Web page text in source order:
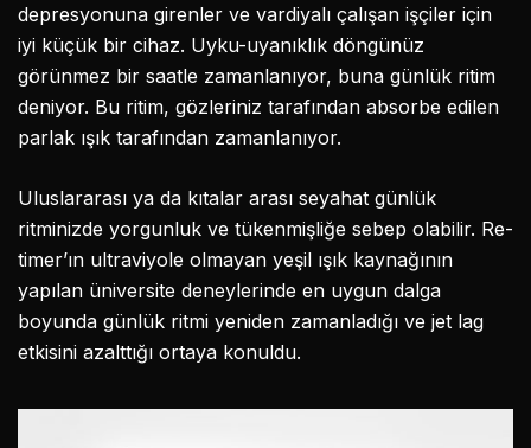
depresyonuna girenler ve vardiyalı çalışan işçiler için
iyi küçük bir cihaz. Uyku-uyanıklık döngünüz
görünmez bir saatle zamanlanıyor, buna günlük ritim
deniyor. Bu ritim, gözleriniz tarafından absorbe edilen
parlak ışık tarafından zamanlanıyor.
Uluslararası ya da kıtalar arası seyahat günlük
ritminizde yorgunluk ve tükenmişliğe sebep olabilir. Re-
timer’ın ultraviyole olmayan yeşil ışık kaynağının
yapılan üniversite deneylerinde en uygun dalga
boyunda günlük ritmi yeniden zamanladığı ve jet lag
etkisini azalttığı ortaya konuldu.